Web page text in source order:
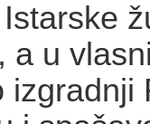
a u
izgradnji